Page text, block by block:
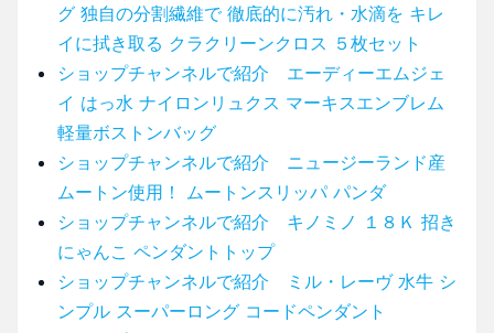
グ 独自の分割繊維で 徹底的に汚れ・水滴を キレ
イに拭き取る クラクリーンクロス ５枚セット
ショップチャンネルで紹介 エーディーエムジェ
イ はっ水 ナイロンリュクス マーキスエンブレム
軽量ボストンバッグ
ショップチャンネルで紹介 ニュージーランド産
ムートン使用！ ムートンスリッパ パンダ
ショップチャンネルで紹介 キノミノ １８Ｋ 招き
にゃんこ ペンダントトップ
ショップチャンネルで紹介 ミル・レーヴ 水牛 シ
ンプル スーパーロング コードペンダント